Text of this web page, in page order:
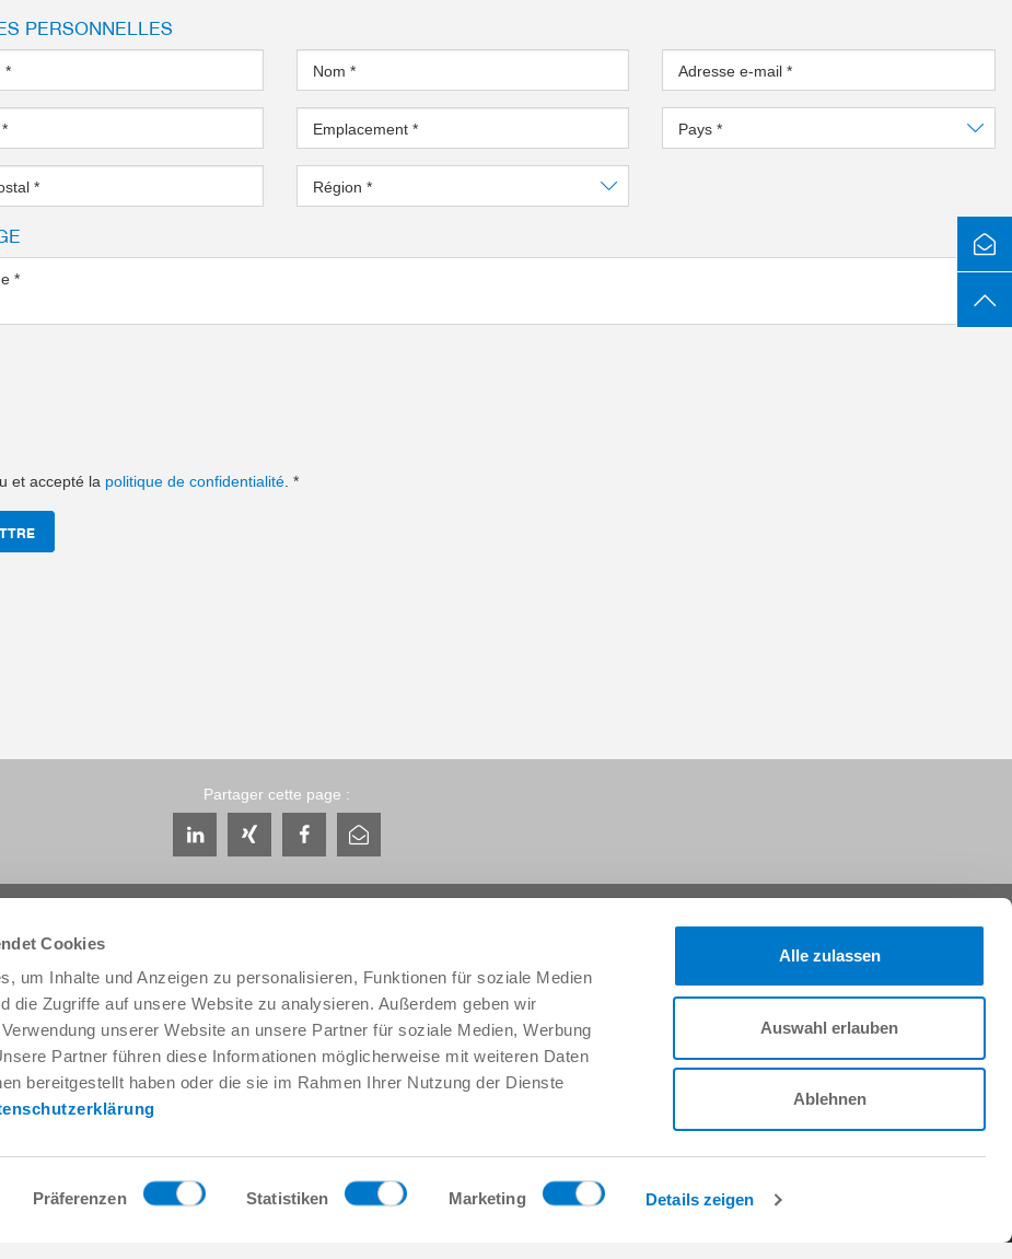
Cookies
um Inhalte und Anzeigen zu personalisieren, Funktionen für soziale Medien
die Zugriffe auf unsere Website zu analysieren. Außerdem geben wir
unserer Website an unsere Partner für soziale Medien, Werbung
Partner führen diese Informationen möglicherweise mit weiteren Daten
bereitgestellt haben oder die sie im Rahmen Ihrer Nutzung der Dienste
Präferenzen Statistiken Marketing Details zeigen
Alle zulassen
Auswahl erlauben
Ablehnen
PERSONNELLES
* Nom * Adresse e-mail*
* Emplacement * Pays*
* Région *
*
et accepté la politique de confidentialité *
Partager cette page :
Suivez-nous sur :
Interlocuteurs
Pré-vente
données
Qui sommes-nous
THE KNOW-HOW FACTORY
l'environnement
Zimmer Group Awards
Conditions générales de vente
Group
Offres d’emploi